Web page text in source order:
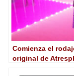
Comienza el
original de